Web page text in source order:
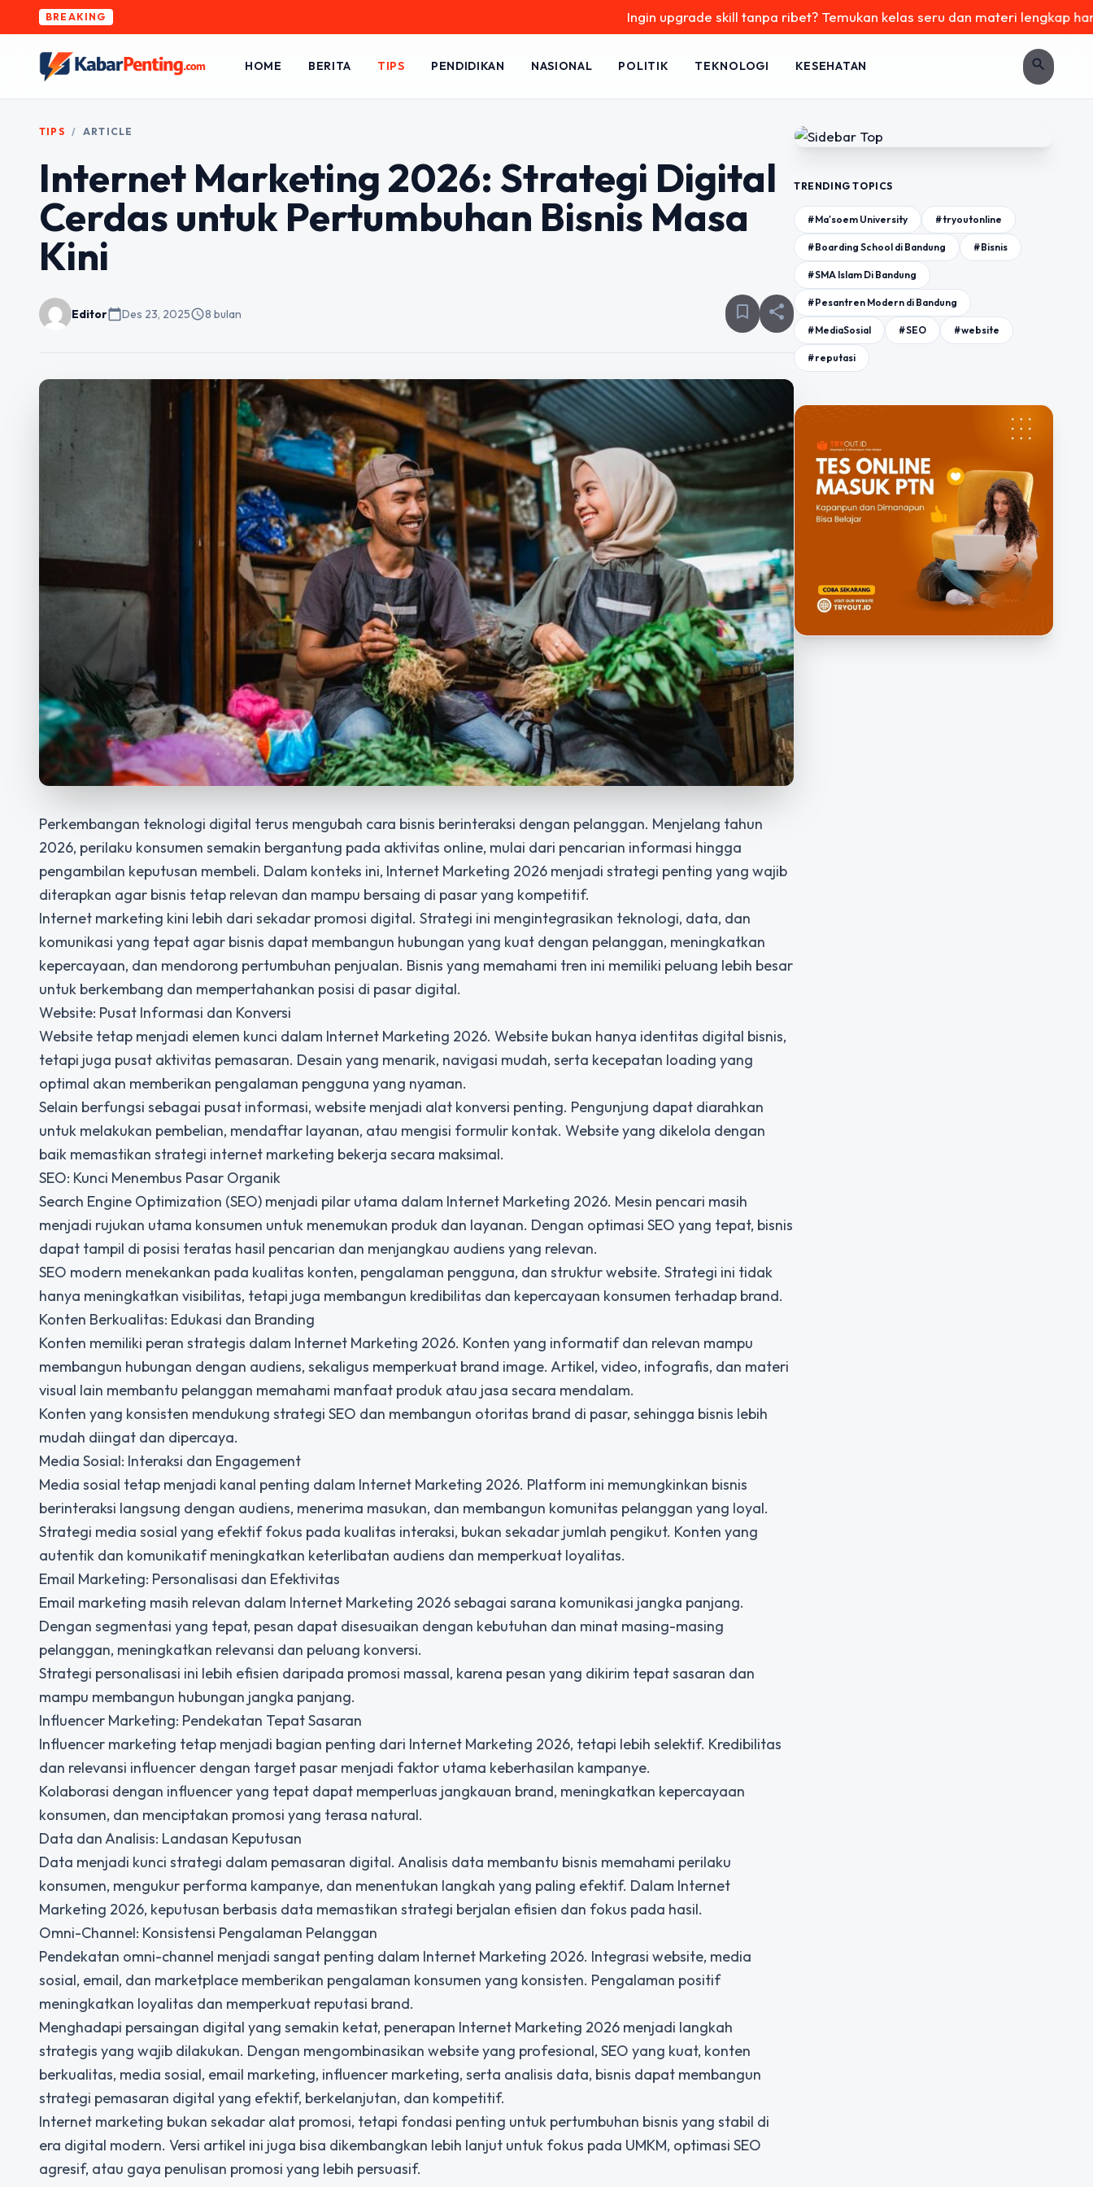
BREAKING Ingin upgrade skill tanpa ribet? Temukan kelas seru dan materi lengkap hanya di
HOME BERITA TIPS PENDIDIKAN NASIONAL POLITIK TEKNOLOGI KESEHATAN search
TIPS / ARTICLE
Internet Marketing 2026: Strategi Digital
Cerdas untuk Pertumbuhan Bisnis Masa
Kini
Editorcalendar_todayDes 23, 2025schedule8 bulan bookmark_border share
Perkembangan teknologi digital terus mengubah cara bisnis berinteraksi dengan pelanggan. Menjelang tahun
2026, perilaku konsumen semakin bergantung pada aktivitas online, mulai dari pencarian informasi hingga
pengambilan keputusan membeli. Dalam konteks ini, Internet Marketing 2026 menjadi strategi penting yang wajib
diterapkan agar bisnis tetap relevan dan mampu bersaing di pasar yang kompetitif.
Internet marketing kini lebih dari sekadar promosi digital. Strategi ini mengintegrasikan teknologi, data, dan
komunikasi yang tepat agar bisnis dapat membangun hubungan yang kuat dengan pelanggan, meningkatkan
kepercayaan, dan mendorong pertumbuhan penjualan. Bisnis yang memahami tren ini memiliki peluang lebih besar
untuk berkembang dan mempertahankan posisi di pasar digital.
Website: Pusat Informasi dan Konversi
Website tetap menjadi elemen kunci dalam Internet Marketing 2026. Website bukan hanya identitas digital bisnis,
tetapi juga pusat aktivitas pemasaran. Desain yang menarik, navigasi mudah, serta kecepatan loading yang
optimal akan memberikan pengalaman pengguna yang nyaman.
Selain berfungsi sebagai pusat informasi, website menjadi alat konversi penting. Pengunjung dapat diarahkan
untuk melakukan pembelian, mendaftar layanan, atau mengisi formulir kontak. Website yang dikelola dengan
baik memastikan strategi internet marketing bekerja secara maksimal.
SEO: Kunci Menembus Pasar Organik
Search Engine Optimization (SEO) menjadi pilar utama dalam Internet Marketing 2026. Mesin pencari masih
menjadi rujukan utama konsumen untuk menemukan produk dan layanan. Dengan optimasi SEO yang tepat, bisnis
dapat tampil di posisi teratas hasil pencarian dan menjangkau audiens yang relevan.
SEO modern menekankan pada kualitas konten, pengalaman pengguna, dan struktur website. Strategi ini tidak
hanya meningkatkan visibilitas, tetapi juga membangun kredibilitas dan kepercayaan konsumen terhadap brand.
Konten Berkualitas: Edukasi dan Branding
Konten memiliki peran strategis dalam Internet Marketing 2026. Konten yang informatif dan relevan mampu
membangun hubungan dengan audiens, sekaligus memperkuat brand image. Artikel, video, infografis, dan materi
visual lain membantu pelanggan memahami manfaat produk atau jasa secara mendalam.
Konten yang konsisten mendukung strategi SEO dan membangun otoritas brand di pasar, sehingga bisnis lebih
mudah diingat dan dipercaya.
Media Sosial: Interaksi dan Engagement
Media sosial tetap menjadi kanal penting dalam Internet Marketing 2026. Platform ini memungkinkan bisnis
berinteraksi langsung dengan audiens, menerima masukan, dan membangun komunitas pelanggan yang loyal.
Strategi media sosial yang efektif fokus pada kualitas interaksi, bukan sekadar jumlah pengikut. Konten yang
autentik dan komunikatif meningkatkan keterlibatan audiens dan memperkuat loyalitas.
Email Marketing: Personalisasi dan Efektivitas
Email marketing masih relevan dalam Internet Marketing 2026 sebagai sarana komunikasi jangka panjang.
Dengan segmentasi yang tepat, pesan dapat disesuaikan dengan kebutuhan dan minat masing-masing
pelanggan, meningkatkan relevansi dan peluang konversi.
Strategi personalisasi ini lebih efisien daripada promosi massal, karena pesan yang dikirim tepat sasaran dan
mampu membangun hubungan jangka panjang.
Influencer Marketing: Pendekatan Tepat Sasaran
Influencer marketing tetap menjadi bagian penting dari Internet Marketing 2026, tetapi lebih selektif. Kredibilitas
dan relevansi influencer dengan target pasar menjadi faktor utama keberhasilan kampanye.
Kolaborasi dengan influencer yang tepat dapat memperluas jangkauan brand, meningkatkan kepercayaan
konsumen, dan menciptakan promosi yang terasa natural.
Data dan Analisis: Landasan Keputusan
Data menjadi kunci strategi dalam pemasaran digital. Analisis data membantu bisnis memahami perilaku
konsumen, mengukur performa kampanye, dan menentukan langkah yang paling efektif. Dalam Internet
Marketing 2026, keputusan berbasis data memastikan strategi berjalan efisien dan fokus pada hasil.
Omni-Channel: Konsistensi Pengalaman Pelanggan
Pendekatan omni-channel menjadi sangat penting dalam Internet Marketing 2026. Integrasi website, media
sosial, email, dan marketplace memberikan pengalaman konsumen yang konsisten. Pengalaman positif
meningkatkan loyalitas dan memperkuat reputasi brand.
Menghadapi persaingan digital yang semakin ketat, penerapan Internet Marketing 2026 menjadi langkah
strategis yang wajib dilakukan. Dengan mengombinasikan website yang profesional, SEO yang kuat, konten
berkualitas, media sosial, email marketing, influencer marketing, serta analisis data, bisnis dapat membangun
strategi pemasaran digital yang efektif, berkelanjutan, dan kompetitif.
Internet marketing bukan sekadar alat promosi, tetapi fondasi penting untuk pertumbuhan bisnis yang stabil di
era digital modern. Versi artikel ini juga bisa dikembangkan lebih lanjut untuk fokus pada UMKM, optimasi SEO
agresif, atau gaya penulisan promosi yang lebih persuasif.
TRENDING TOPICS
#Ma'soem University #tryoutonline
#Boarding School di Bandung #Bisnis
#SMA Islam Di Bandung
#Pesantren Modern di Bandung
#MediaSosial #SEO #website
#reputasi